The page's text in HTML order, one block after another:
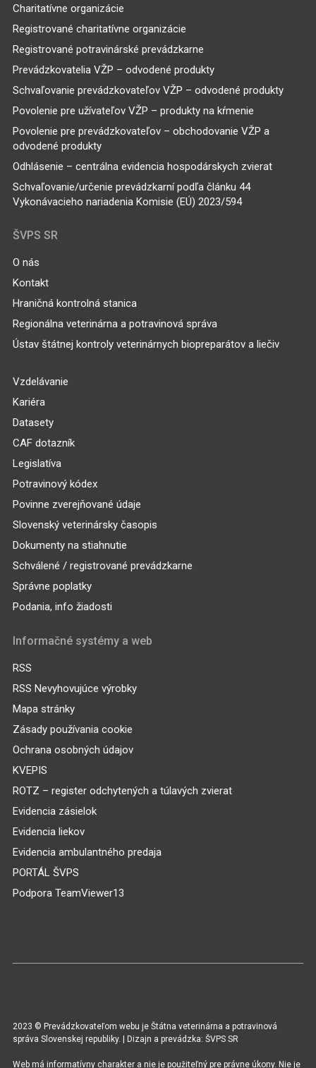
Charitatívne organizácie
Registrované charitatívne organizácie
Registrované potravinárské prevádzkarne
Prevádzkovatelia VŽP – odvodené produkty
Schvaľovanie prevádzkovateľov VŽP – odvodené produkty
Povolenie pre užívateľov VŽP – produkty na kŕmenie
Povolenie pre prevádzkovateľov – obchodovanie VŽP a
odvodené produkty
Odhlásenie – centrálna evidencia hospodárskych zvierat
Schvaľovanie/určenie prevádzkarní podľa článku 44
Vykonávacieho nariadenia Komisie (EÚ) 2023/594
ŠVPS SR
O nás
Kontakt
Hraničná kontrolná stanica
Regionálna veterinárna a potravinová správa
Ústav štátnej kontroly veterinárnych biopreparátov a liečiv
Vzdelávanie
Kariéra
Datasety
CAF dotazník
Legislatíva
Potravinový kódex
Povinne zverejňované údaje
Slovenský veterinársky časopis
Dokumenty na stiahnutie
Schválené / registrované prevádzkarne
Správne poplatky
Podania, info žiadosti
Informačné systémy a web
RSS
RSS Nevyhovujúce výrobky
Mapa stránky
Zásady používania cookie
Ochrana osobných údajov
KVEPIS
ROTZ – register odchytených a túlavých zvierat
Evidencia zásielok
Evidencia liekov
Evidencia ambulantného predaja
PORTÁL ŠVPS
Podpora TeamViewer13
2023 © Prevádzkovateľom webu je Štátna veterinárna a potravinová
správa Slovenskej republiky. | Dizajn a prevádzka: ŠVPS SR
Web má informatívny charakter a nie je použiteľný pre právne úkony. Nie je